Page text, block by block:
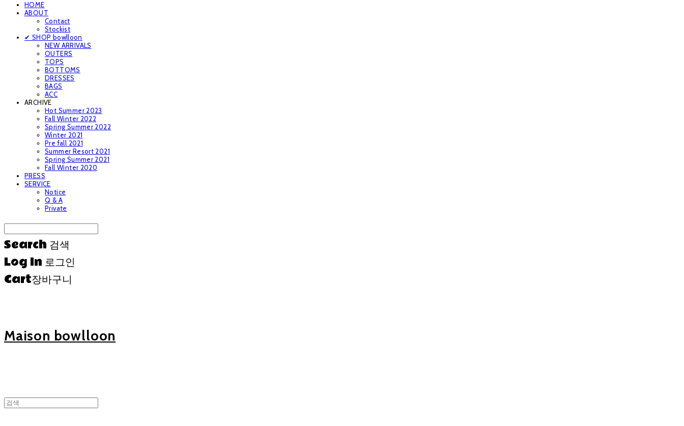
HOME
ABOUT
Contact
Stockist
✔ SHOP bowlloon
NEW ARRIVALS
OUTERS
TOPS
BOTTOMS
DRESSES
BAGS
ACC
ARCHIVE
Hot Summer 2023
Fall Winter 2022
Spring Summer 2022
Winter 2021
Pre fall 2021
Summer Resort 2021
Spring Summer 2021
Fall Winter 2020
PRESS
SERVICE
Notice
Q & A
Private
Search 검색
Log In 로그인
Cart장바구니
Maison bowlloon